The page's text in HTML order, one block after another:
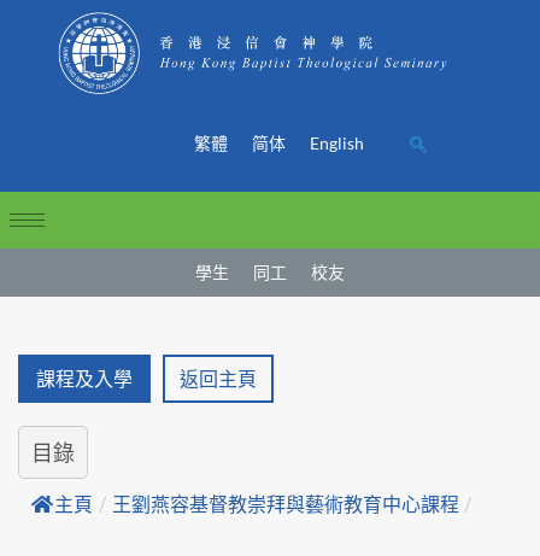
繁體 简体 English
學生 同工 校友
課程及入學 返回主頁
目錄
主頁 / 王劉燕容基督教崇拜與藝術教育中心課程 /